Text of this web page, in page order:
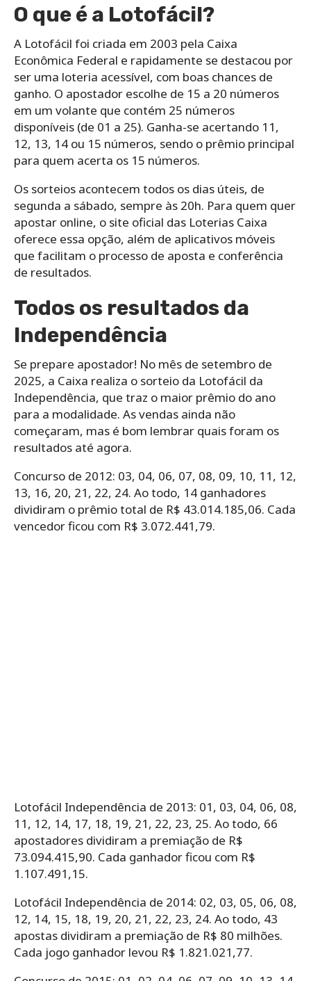
O que é a Lotofácil?
A Lotofácil foi criada em 2003 pela Caixa
Econômica Federal e rapidamente se destacou por
ser uma loteria acessível, com boas chances de
ganho. O apostador escolhe de 15 a 20 números
em um volante que contém 25 números
disponíveis (de 01 a 25). Ganha-se acertando 11,
12, 13, 14 ou 15 números, sendo o prêmio principal
para quem acerta os 15 números.
Os sorteios acontecem todos os dias úteis, de
segunda a sábado, sempre às 20h. Para quem quer
apostar online, o site oficial das Loterias Caixa
oferece essa opção, além de aplicativos móveis
que facilitam o processo de aposta e conferência
de resultados.
Todos os resultados da
Independência
Se prepare apostador! No mês de setembro de
2025, a Caixa realiza o sorteio da Lotofácil da
Independência, que traz o maior prêmio do ano
para a modalidade. As vendas ainda não
começaram, mas é bom lembrar quais foram os
resultados até agora.
Concurso de 2012: 03, 04, 06, 07, 08, 09, 10, 11, 12,
13, 16, 20, 21, 22, 24. Ao todo, 14 ganhadores
dividiram o prêmio total de R$ 43.014.185,06. Cada
vencedor ficou com R$ 3.072.441,79.
Lotofácil Independência de 2013: 01, 03, 04, 06, 08,
11, 12, 14, 17, 18, 19, 21, 22, 23, 25. Ao todo, 66
apostadores dividiram a premiação de R$
73.094.415,90. Cada ganhador ficou com R$
1.107.491,15.
Lotofácil Independência de 2014: 02, 03, 05, 06, 08,
12, 14, 15, 18, 19, 20, 21, 22, 23, 24. Ao todo, 43
apostas dividiram a premiação de R$ 80 milhões.
Cada jogo ganhador levou R$ 1.821.021,77.